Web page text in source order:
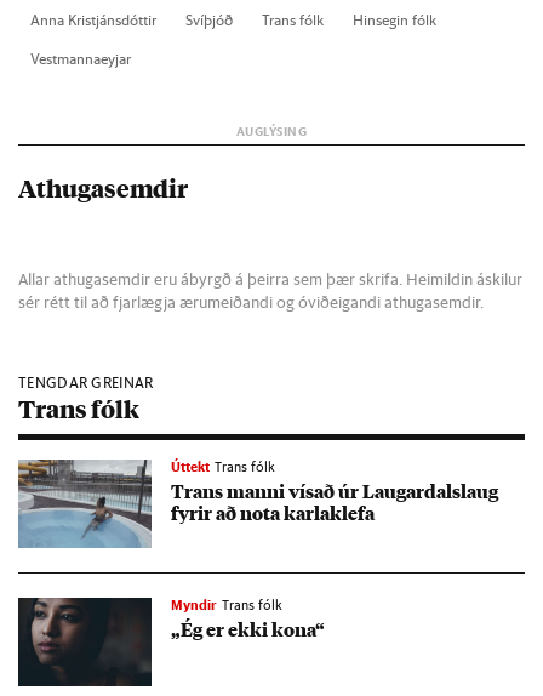
Anna Kristjáns­dótt­ir Sví­þjóð Trans fólk
Hinseg­in fólk
Vest­manna­eyj­ar
Athugasemdir
Allar athugasemdir eru ábyrgð á þeirra sem þær skrifa. Heimildin áskilur
sér rétt til að fjarlægja ærumeiðandi og óviðeigandi athugasemdir.
TENGDAR GREINAR
Trans fólk
Úttekt Trans fólk
Trans manni vís­að úr Laug­ar­dals­laug
fyr­ir að nota karla­klefa
Myndir Trans fólk
„Ég er ekki kona“